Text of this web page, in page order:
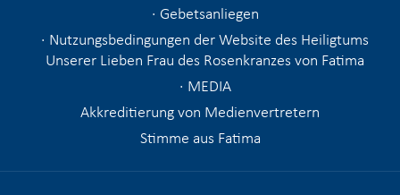
Gebetsanliegen
Nutzungsbedingungen der Website des Heiligtums
Unserer Lieben Frau des Rosenkranzes von Fatima
MEDIA
Akkreditierung von Medienvertretern
Stimme aus Fatima